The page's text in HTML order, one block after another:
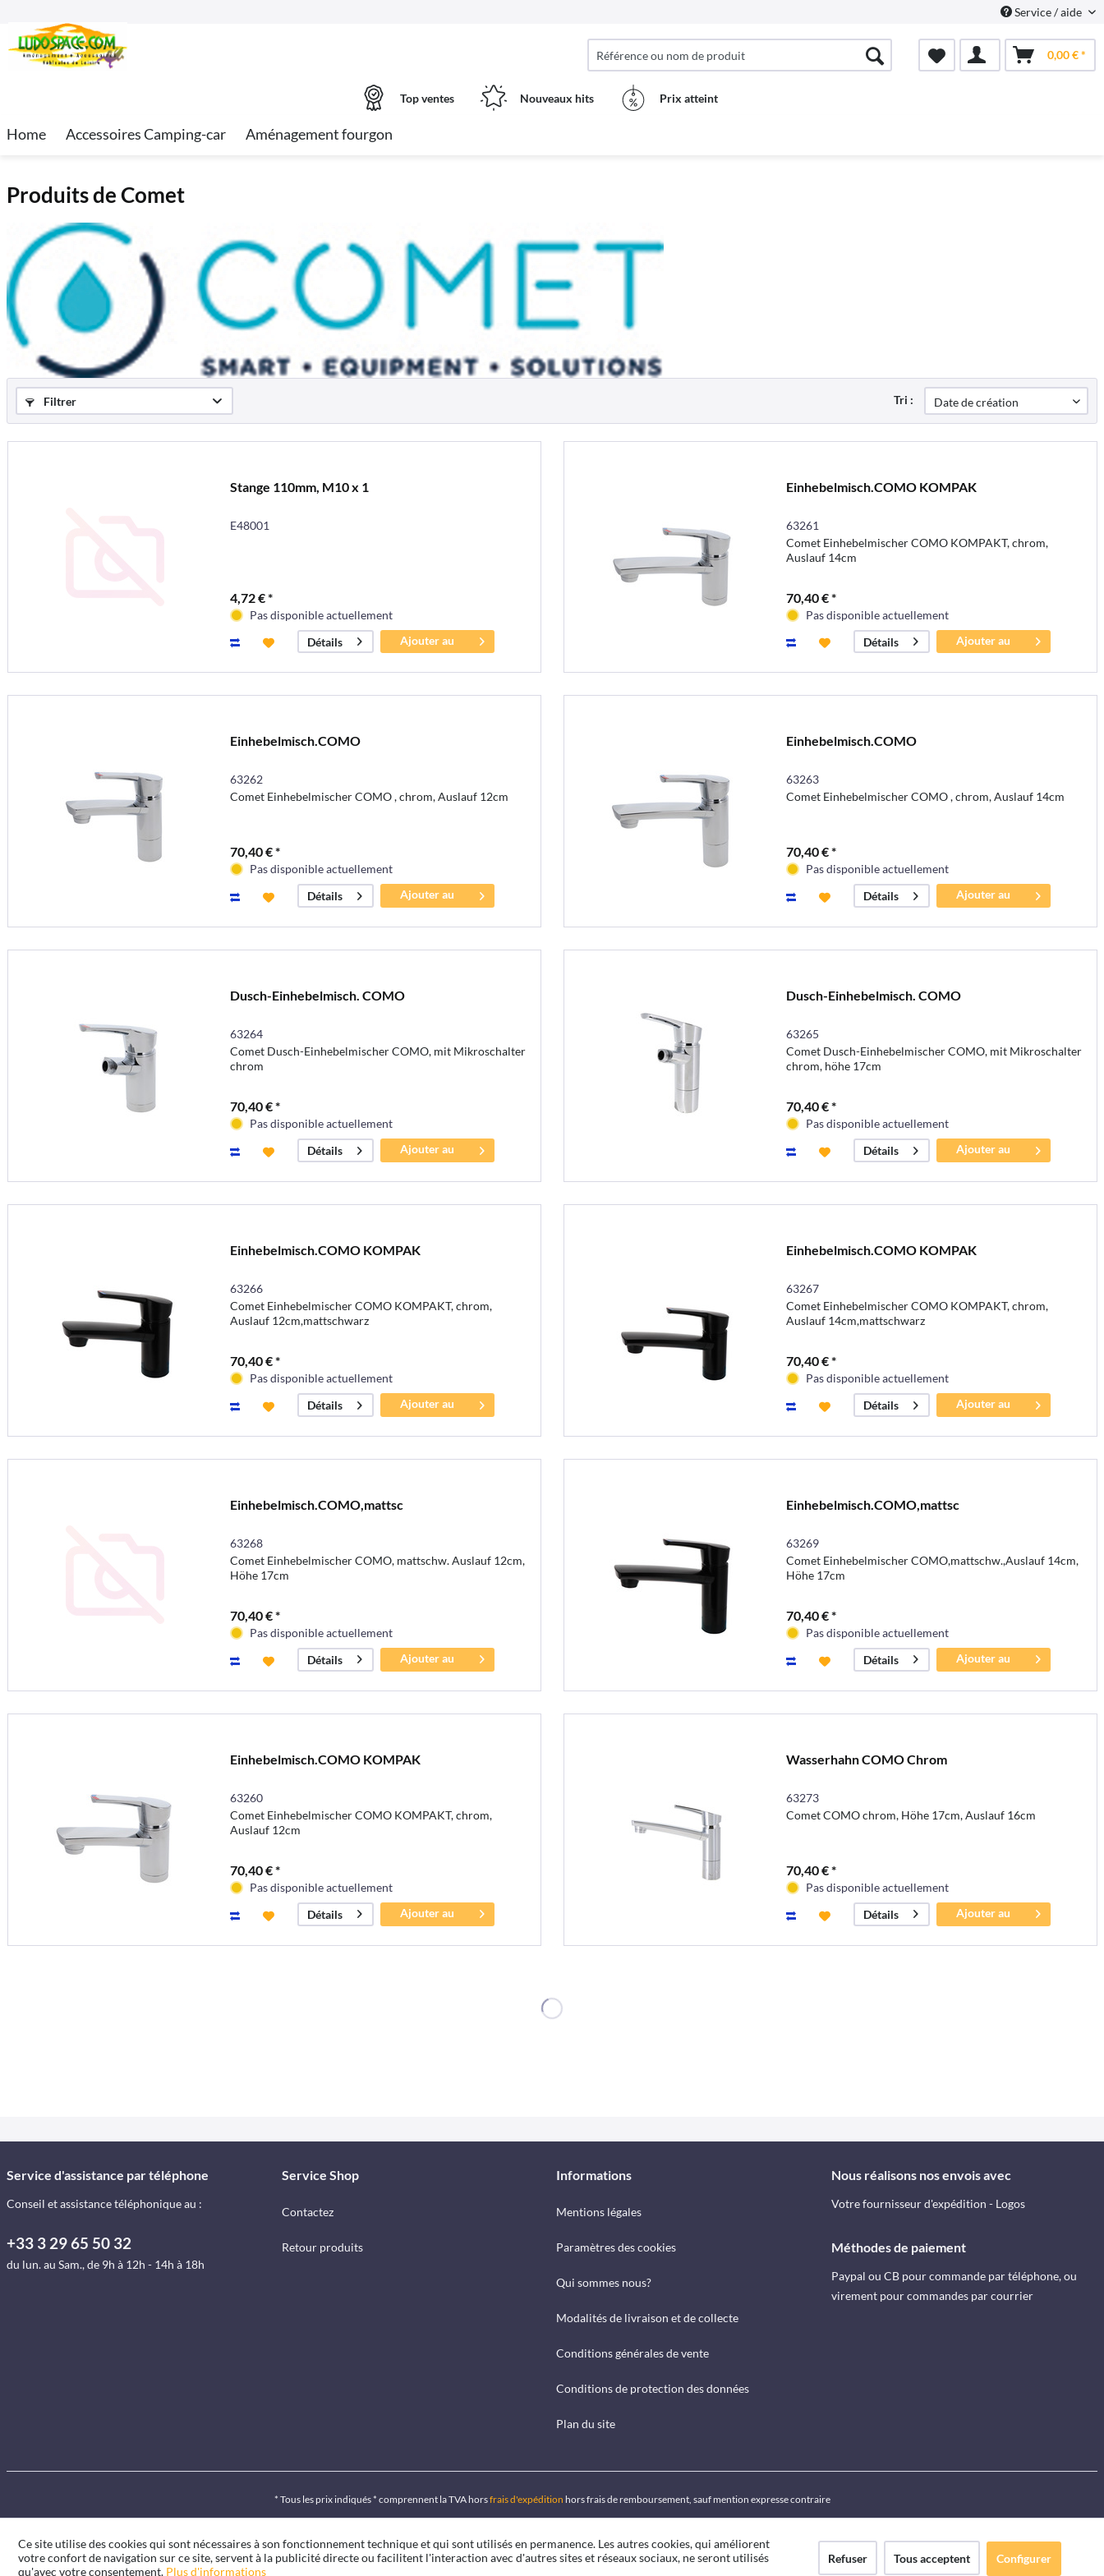
Service / aide
0,00 € *
Top ventes Nouveaux hits Prix ​​atteint
Home Accessoires Camping-car Aménagement fourgon
Produits de Comet
Filtrer Tri :
Stange 110mm, M10 x 1
E48001
4,72 € *
Pas disponible actuellement
Détails
Ajouter au
panier
Einhebelmisch.COMO KOMPAK
63261
Comet Einhebelmischer COMO KOMPAKT, chrom,
Auslauf 14cm
70,40 € *
Pas disponible actuellement
Détails
Ajouter au
panier
Einhebelmisch.COMO
63262
Comet Einhebelmischer COMO , chrom, Auslauf 12cm
70,40 € *
Pas disponible actuellement
Détails
Ajouter au
panier
Einhebelmisch.COMO
63263
Comet Einhebelmischer COMO , chrom, Auslauf 14cm
70,40 € *
Pas disponible actuellement
Détails
Ajouter au
panier
Dusch-Einhebelmisch. COMO
63264
Comet Dusch-Einhebelmischer COMO, mit Mikroschalter
chrom
70,40 € *
Pas disponible actuellement
Détails
Ajouter au
panier
Dusch-Einhebelmisch. COMO
63265
Comet Dusch-Einhebelmischer COMO, mit Mikroschalter
chrom, höhe 17cm
70,40 € *
Pas disponible actuellement
Détails
Ajouter au
panier
Einhebelmisch.COMO KOMPAK
63266
Comet Einhebelmischer COMO KOMPAKT, chrom,
Auslauf 12cm,mattschwarz
70,40 € *
Pas disponible actuellement
Détails
Ajouter au
panier
Einhebelmisch.COMO KOMPAK
63267
Comet Einhebelmischer COMO KOMPAKT, chrom,
Auslauf 14cm,mattschwarz
70,40 € *
Pas disponible actuellement
Détails
Ajouter au
panier
Einhebelmisch.COMO,mattsc
63268
Comet Einhebelmischer COMO, mattschw. Auslauf 12cm,
Höhe 17cm
70,40 € *
Pas disponible actuellement
Détails
Ajouter au
panier
Einhebelmisch.COMO,mattsc
63269
Comet Einhebelmischer COMO,mattschw.,Auslauf 14cm,
Höhe 17cm
70,40 € *
Pas disponible actuellement
Détails
Ajouter au
panier
Einhebelmisch.COMO KOMPAK
63260
Comet Einhebelmischer COMO KOMPAKT, chrom,
Auslauf 12cm
70,40 € *
Pas disponible actuellement
Détails
Ajouter au
panier
Wasserhahn COMO Chrom
63273
Comet COMO chrom, Höhe 17cm, Auslauf 16cm
70,40 € *
Pas disponible actuellement
Détails
Ajouter au
panier
Service d'assistance par téléphone
Conseil et assistance téléphonique au :
+33 3 29 65 50 32
du lun. au Sam., de 9h à 12h - 14h à 18h
Service Shop
Contactez
Retour produits
Informations
Mentions légales
Paramètres des cookies
Qui sommes nous?
Modalités de livraison et de collecte
Conditions générales de vente
Conditions de protection des données
Plan du site
Nous réalisons nos envois avec
Votre fournisseur d'expédition - Logos
Méthodes de paiement
Paypal ou CB pour commande par téléphone, ou
virement pour commandes par courrier
* Tous les prix indiqués * comprennent la TVA horsfrais d'expédition hors frais de remboursement, sauf mention expresse contraire
Ce site utilise des cookies qui sont nécessaires à son fonctionnement technique et qui sont utilisés en permanence. Les autres cookies, qui améliorent
votre confort de navigation sur ce site, servent à la publicité directe ou facilitent l'interaction avec d'autres sites et réseaux sociaux, ne seront utilisés
qu'avec votre consentement. Plus d'informations
Refuser Tous acceptent Configurer